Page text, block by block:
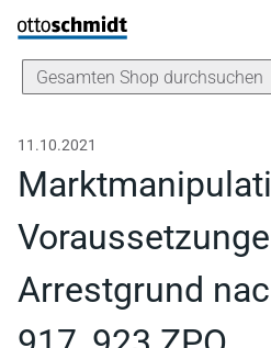
Direkt zum Inhalt
11.10.2021
Arrestgrund